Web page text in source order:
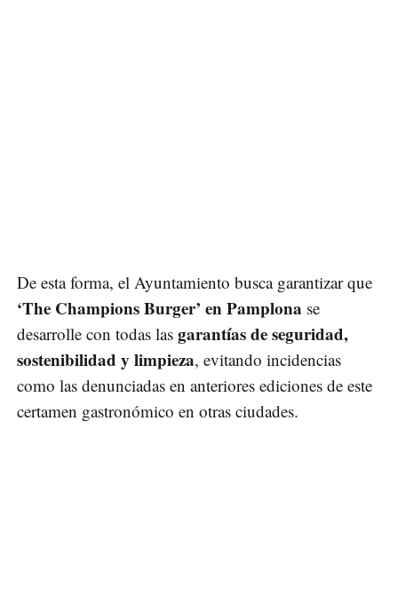
De esta forma, el Ayuntamiento busca garantizar que
‘The Champions Burger’ en Pamplona se
desarrolle con todas las garantías de seguridad,
sostenibilidad y limpieza, evitando incidencias
como las denunciadas en anteriores ediciones de este
certamen gastronómico en otras ciudades.